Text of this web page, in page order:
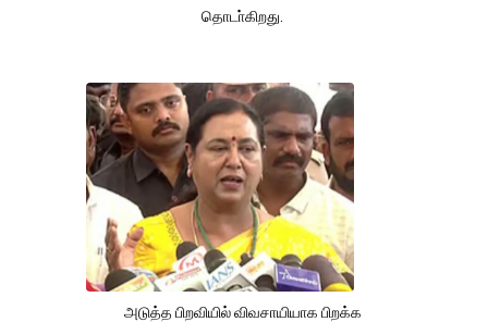
தொடா்கிறது.
அடுத்த பிறவியில் விவசாயியாக பிறக்க